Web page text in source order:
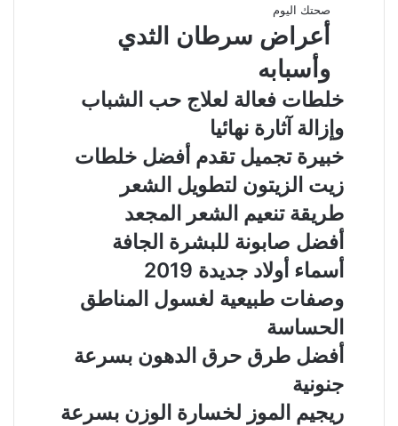
صحتك اليوم
أعراض سرطان الثدي
وأسبابه
خلطات فعالة لعلاج حب الشباب
وإزالة آثارة نهائيا
خبيرة تجميل تقدم أفضل خلطات
زيت الزيتون لتطويل الشعر
طريقة تنعيم الشعر المجعد
أفضل صابونة للبشرة الجافة
أسماء أولاد جديدة 2019
وصفات طبيعية لغسول المناطق
الحساسة
أفضل طرق حرق الدهون بسرعة
جنونية
ريجيم الموز لخسارة الوزن بسرعة